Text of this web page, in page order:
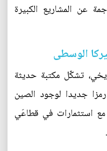
عن المشاريع الكبيرة
الوسطى
تشكّل مكتبة حديثة
جديدا لوجود الصين
مع استثمارات في قطاعَي